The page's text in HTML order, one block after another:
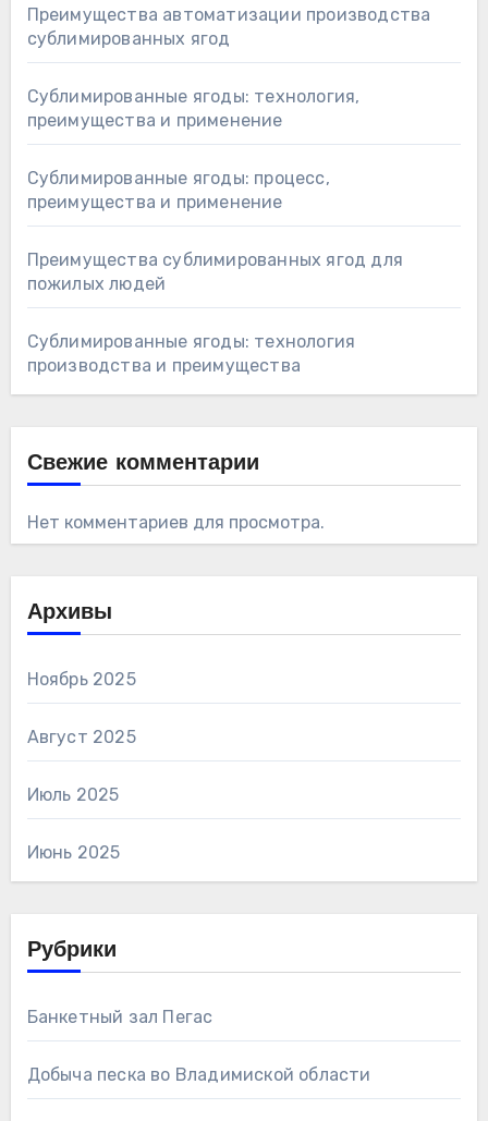
Преимущества автоматизации производства
сублимированных ягод
Сублимированные ягоды: технология,
преимущества и применение
Сублимированные ягоды: процесс,
преимущества и применение
Преимущества сублимированных ягод для
пожилых людей
Сублимированные ягоды: технология
производства и преимущества
Свежие комментарии
Нет комментариев для просмотра.
Архивы
Ноябрь 2025
Август 2025
Июль 2025
Июнь 2025
Рубрики
Банкетный зал Пегас
Добыча песка во Владимиской области